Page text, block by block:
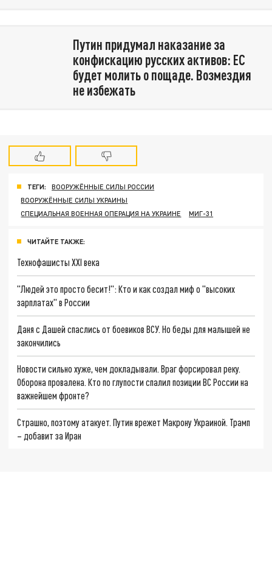
Путин придумал наказание за
конфискацию русских активов: EC
будет молить о пощаде. Возмездия
не избежать
ТЕГИ:
ВООРУЖЁННЫЕ СИЛЫ РОССИИ
ВООРУЖЁННЫЕ СИЛЫ УКРАИНЫ
СПЕЦИАЛЬНАЯ ВОЕННАЯ ОПЕРАЦИЯ НА УКРАИНЕ
МИГ-31
ЧИТАЙТЕ ТАКЖЕ:
Технофашисты XXI века
"Людей это просто бесит!": Кто и как создал миф о "высоких
зарплатах" в России
Даня с Дашей спаслись от боевиков ВСУ. Но беды для малышей не
закончились
Новости сильно хуже, чем докладывали. Враг форсировал реку.
Оборона провалена. Кто по глупости спалил позиции ВС России на
важнейшем фронте?
Страшно, поэтому атакует. Путин врежет Макрону Украиной. Трамп
– добавит за Иран